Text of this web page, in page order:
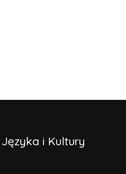
i Kultury